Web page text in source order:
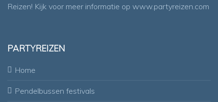
Reizen! Kijk voor meer informatie op www.partyreizen.com
PARTYREIZEN
Home
Pendelbussen festivals